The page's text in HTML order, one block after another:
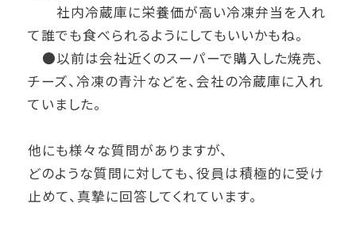
社内冷蔵庫に栄養価が高い冷凍弁当を入れ
て誰でも食べられるようにしてもいいかもね。
●以前は会社近くのスーパーで購入した焼売、
チーズ、冷凍の青汁などを、会社の冷蔵庫に入れ
ていました。
他にも様々な質問がありますが、
どのような質問に対しても、役員は積極的に受け
止めて、真摯に回答してくれています。